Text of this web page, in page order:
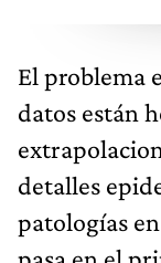
El problema
datos están
detalles
patologías